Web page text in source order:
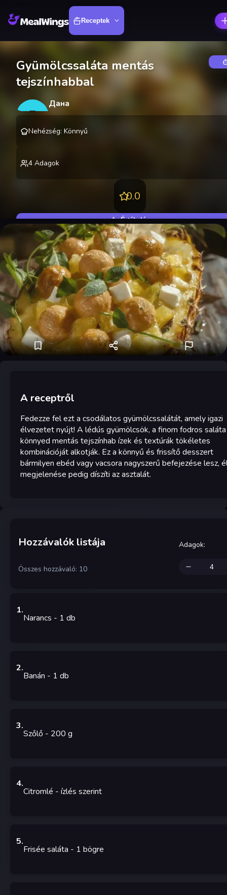
Receptek
Gyümölcssaláta mentás
tejszínhabbal
Д
Дана
Nehézség: Könnyű
4 Adagok
0.0
Értékelés
A receptről
Fedezze fel ezt a csodálatos gyümölcssalátát, amely igazi
élvezetet nyújt! A lédús gyümölcsök, a finom fodros
könnyed mentás tejszínhab ízek és textúrák tökéletes
kombinációját alkotják. Ez a könnyű és frissítő desszert
bármilyen ebéd vagy vacsora nagyszerű befejezése lesz,
megjelenése pedig díszíti az asztalát.
Hozzávalók listája
Összes hozzávaló: 10
Adagok:
1.
Narancs - 1 db
2.
Banán - 1 db
3.
Szőlő - 200 g
4.
Citromlé - ízlés szerint
5.
Frisée saláta - 1 bögre